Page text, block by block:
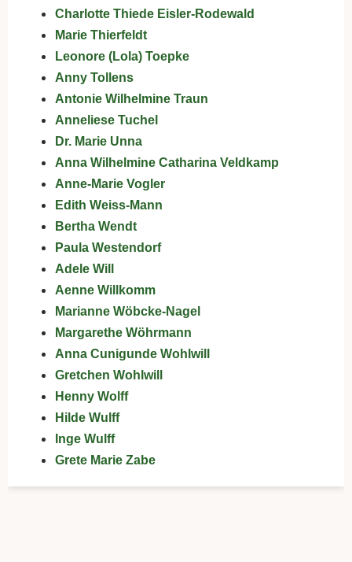
Charlotte Thiede Eisler-Rodewald
Marie Thierfeldt
Leonore (Lola) Toepke
Anny Tollens
Antonie Wilhelmine Traun
Anneliese Tuchel
Dr. Marie Unna
Anna Wilhelmine Catharina Veldkamp
Anne-Marie Vogler
Edith Weiss-Mann
Bertha Wendt
Paula Westendorf
Adele Will
Aenne Willkomm
Marianne Wöbcke-Nagel
Margarethe Wöhrmann
Anna Cunigunde Wohlwill
Gretchen Wohlwill
Henny Wolff
Hilde Wulff
Inge Wulff
Grete Marie Zabe